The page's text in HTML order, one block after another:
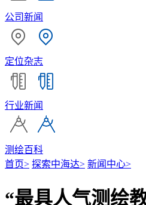
公司新闻
定位杂志
行业新闻
测绘百科
首页> 探索中海达> 新闻中心>
“最具人气测绘